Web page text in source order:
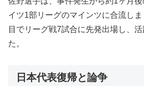
イツ1部リーグのマインツに合流し
目でリーグ戦7試合に先発出場し、
た。
日本代表復帰と論争